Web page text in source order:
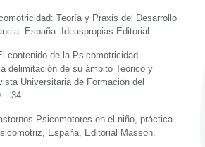
Teoría y Praxis del Desarrollo
España: Ideaspropias Editorial.
contenido de la Psicomotricidad.
delimitación de su ámbito Teórico y
Universitaria de Formación del
34.
Psicomotores en el niño, práctica
España, Editorial Masson.